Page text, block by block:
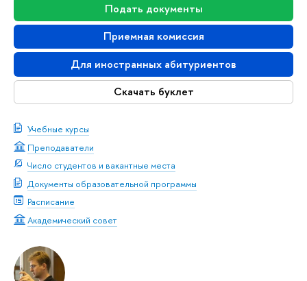
Подать документы
Приемная комиссия
Для иностранных абитуриентов
Скачать буклет
Учебные курсы
Преподаватели
Число студентов и вакантные места
Документы образовательной программы
Расписание
Академический совет